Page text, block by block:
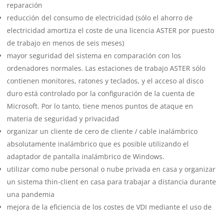
reparación
reducción del consumo de electricidad (sólo el ahorro de
electricidad amortiza el coste de una licencia ASTER por puesto
de trabajo en menos de seis meses)
mayor seguridad del sistema en comparación con los
ordenadores normales. Las estaciones de trabajo ASTER sólo
contienen monitores, ratones y teclados, y el acceso al disco
duro está controlado por la configuración de la cuenta de
Microsoft. Por lo tanto, tiene menos puntos de ataque en
materia de seguridad y privacidad
organizar un cliente de cero de cliente / cable inalámbrico
absolutamente inalámbrico que es posible utilizando el
adaptador de pantalla inalámbrico de Windows.
utilizar como nube personal o nube privada en casa y organizar
un sistema thin-client en casa para trabajar a distancia durante
una pandemia
mejora de la eficiencia de los costes de VDI mediante el uso de